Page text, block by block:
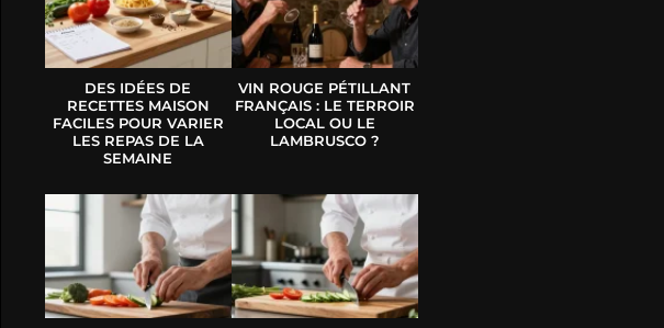
DES IDÉES DE
RECETTES MAISON
FACILES POUR VARIER
LES REPAS DE LA
SEMAINE
VIN ROUGE PÉTILLANT
FRANÇAIS : LE TERROIR
LOCAL OU LE
LAMBRUSCO ?